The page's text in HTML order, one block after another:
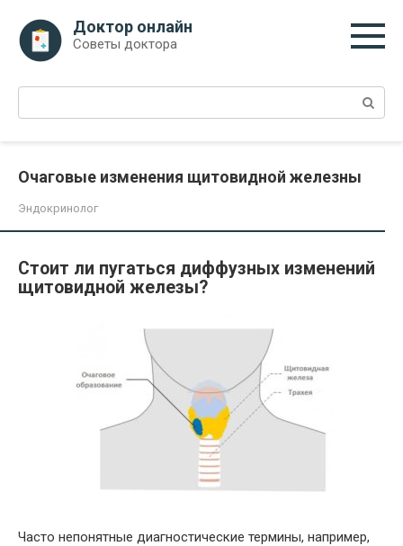
контенту
Доктор онлайн
Советы доктора
Поиск:
Очаговые изменения щитовидной железны
Эндокринолог
Стоит ли пугаться диффузных изменений
щитовидной железы?
Часто непонятные диагностические термины, например,